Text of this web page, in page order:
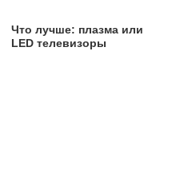
Что лучше: плазма или
LED телевизоры